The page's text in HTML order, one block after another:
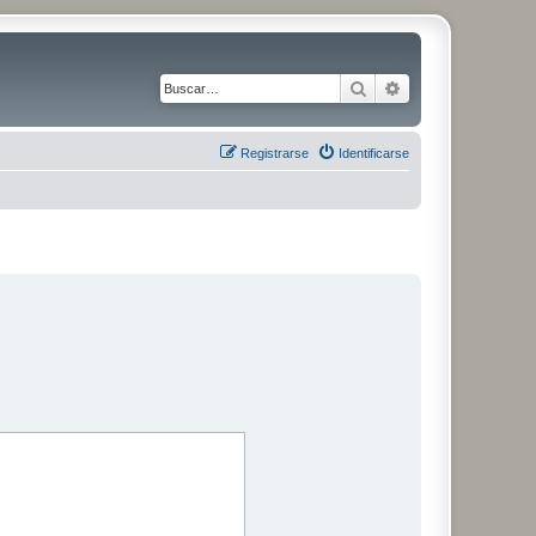
Buscar
Identificarse
Registrarse